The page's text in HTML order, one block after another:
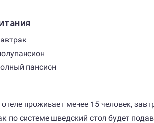
пансион
отеле проживает менее 15 человек,
по системе шведский стол будет